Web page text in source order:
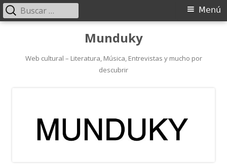
contenido
Munduky
Web cultural – Literatura, Música, Entrevistas y mucho por
descubrir
Menú
Menú
Buscar: